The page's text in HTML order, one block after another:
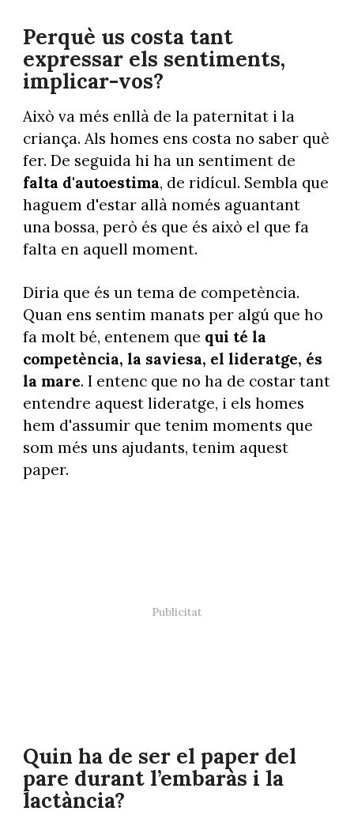
Perquè us costa tant
expressar els sentiments,
implicar-vos?
Això va més enllà de la paternitat i la
criança. Als homes ens costa no saber què
fer. De seguida hi ha un sentiment de
falta d'autoestima, de ridícul. Sembla que
haguem d'estar allà només aguantant
una bossa, però és que és això el que fa
falta en aquell moment.
Diria que és un tema de competència.
Quan ens sentim manats per algú que ho
fa molt bé, entenem que qui té la
competència, la saviesa, el lideratge, és
la mare. I entenc que no ha de costar tant
entendre aquest lideratge, i els homes
hem d'assumir que tenim moments que
som més uns ajudants, tenim aquest
paper.
Quin ha de ser el paper del
pare durant l’embaràs i la
lactància?